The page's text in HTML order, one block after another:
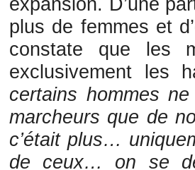
plus de femmes et
constate que les
exclusivement
certains hommes
marcheurs que de
c’était plus…
de ceux… on se